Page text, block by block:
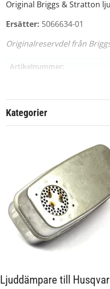
Original Briggs & Stratton
Ersätter: 5066634-01
Originalreservdel från
Artikelnummer:
Kategorier
Ljuddämpare till